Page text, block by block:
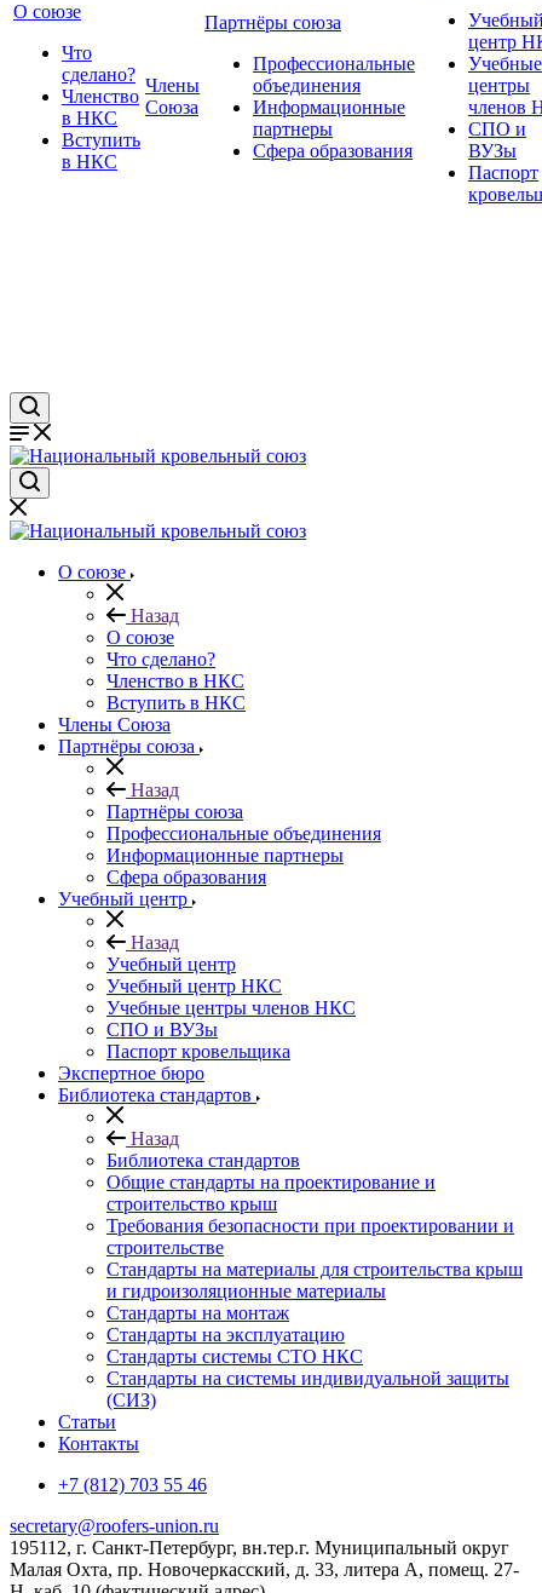
О союзе
Что
сделано?
Членство
в НКС
Вступить
в НКС
Члены
Союза
Партнёры союза
Профессиональные
объединения
Информационные
партнеры
Сфера образования
центр
Учебные
центры
членов
СПО и
ВУЗы
Паспорт
О союзе
Назад
О союзе
Что сделано?
Членство в НКС
Вступить в НКС
Члены Союза
Партнёры союза
Назад
Партнёры союза
Профессиональные объединения
Информационные партнеры
Сфера образования
Учебный центр
Назад
Учебный центр
Учебный центр НКС
Учебные центры членов НКС
СПО и ВУЗы
Паспорт кровельщика
Экспертное бюро
Библиотека стандартов
Назад
Библиотека стандартов
Общие стандарты на проектирование и
строительство крыш
Требования безопасности при проектировании и
строительстве
Стандарты на материалы для строительства крыш
и гидроизоляционные материалы
Стандарты на монтаж
Стандарты на эксплуатацию
Стандарты системы СТО НКС
Стандарты на системы индивидуальной защиты
(СИЗ)
Статьи
Контакты
+7 (812) 703 55 46
secretary@roofers-union.ru
195112, г. Санкт-Петербург, вн.тер.г. Муниципальный округ
Малая Охта, пр. Новочеркасский, д. 33, литера А, помещ. 27-